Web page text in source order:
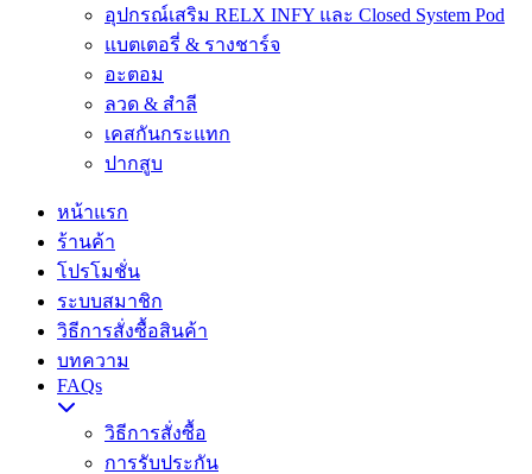
อุปกรณ์เสริม RELX INFY และ Closed System Pod
แบตเตอรี่ & รางชาร์จ
อะตอม
ลวด ​& สำลี
เคสกันกระแทก
ปากสูบ
หน้าแรก
ร้านค้า
โปรโมชั่น
ระบบสมาชิก
วิธีการสั่งซื้อสินค้า
บทความ
FAQs
วิธีการสั่งซื้อ
การรับประกัน